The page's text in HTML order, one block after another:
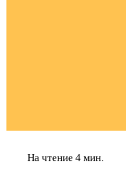
На чтение 4 мин.